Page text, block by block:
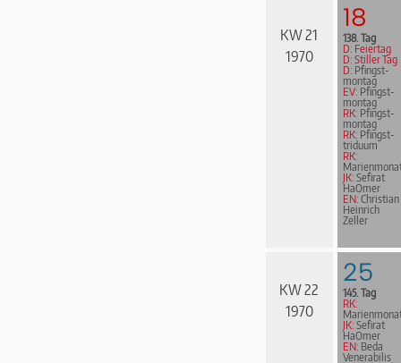
KW 21
1970
18
138. Tag
D: Feiertag
D: Stiller Tag
D: Pfingst­
mon­tag
EV: Pfingst­
mon­tag
RK: Pfingst­
mon­tag
RK: Pfingst­
tri­du­um
RK:
JK: Sefirat
HaOmer
EN: Christian
Heinrich
Zeller
KW 22
1970
25
145. Tag
RK:
JK: Sefirat
HaOmer
EN: Beda
Venerabilis